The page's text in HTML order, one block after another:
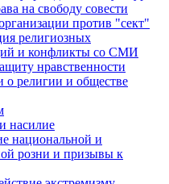
на свободу совести
против "сект"
религиозных
и конфликты со СМИ
нравственности
о религии и обществе
насилие
национальной и
розни и призывы к